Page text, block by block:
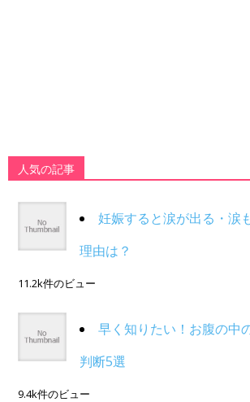
人気の記事
妊娠すると涙が出る・涙
理由は？
11.2k件のビュー
早く知りたい！お腹の中
判断5選
9.4k件のビュー